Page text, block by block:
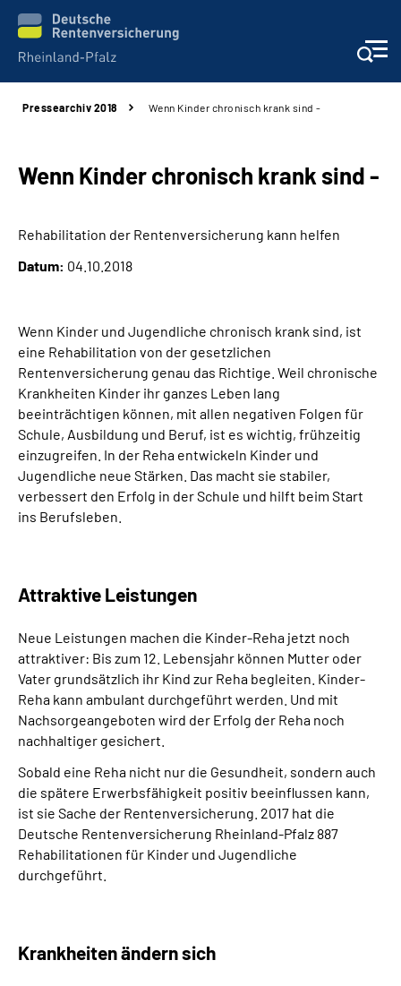
Beratung
Karriere
Über uns
Inhalte in Gebärdensprache (DGS)
Leichte Sprache
Suche
Mein Kundenportal
Pressearchiv 2018 Wenn Kinder chronisch krank sind -
Wenn Kinder chronisch krank sind -
Rehabilitation der Rentenversicherung kann helfen
Datum: 04.10.2018
Wenn Kinder und Jugendliche chronisch krank sind, ist
eine Rehabilitation von der gesetzlichen
Rentenversicherung genau das Richtige. Weil chronische
Krankheiten Kinder ihr ganzes Leben lang
beeinträchtigen können, mit allen negativen Folgen für
Schule, Ausbildung und Beruf, ist es wichtig, frühzeitig
einzugreifen. In der Reha entwickeln Kinder und
Jugendliche neue Stärken. Das macht sie stabiler,
verbessert den Erfolg in der Schule und hilft beim Start
ins Berufsleben.
Attraktive Leistungen
Neue Leistungen machen die Kinder-Reha jetzt noch
attraktiver: Bis zum 12. Lebensjahr können Mutter oder
Vater grundsätzlich ihr Kind zur Reha begleiten. Kinder-
Reha kann ambulant durchgeführt werden. Und mit
Nachsorgeangeboten wird der Erfolg der Reha noch
nachhaltiger gesichert.
Sobald eine Reha nicht nur die Gesundheit, sondern auch
die spätere Erwerbsfähigkeit positiv beeinflussen kann,
ist sie Sache der Rentenversicherung. 2017 hat die
Deutsche Rentenversicherung Rheinland-Pfalz 887
Rehabilitationen für Kinder und Jugendliche
durchgeführt.
Krankheiten ändern sich